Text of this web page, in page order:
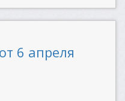
6 апреля